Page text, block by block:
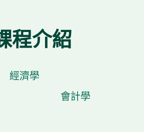
程介紹
會計學
經濟學